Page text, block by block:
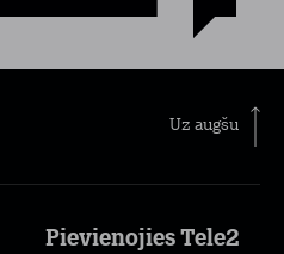
Uz augšu
Pievienojies Tele2